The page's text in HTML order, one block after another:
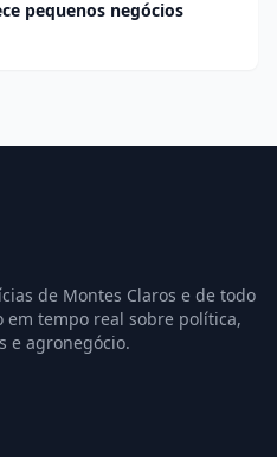
pequenos negócios
de Montes Claros e de todo
tempo real sobre política,
e agronegócio.